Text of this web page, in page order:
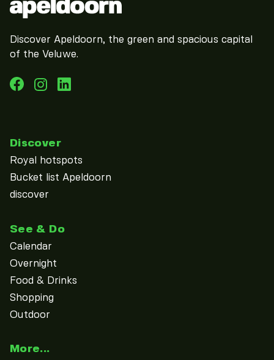
Discover Apeldoorn, the green and spacious capital
of the Veluwe.
Discover
Royal hotspots
Bucket list Apeldoorn
discover
See & Do
Calendar
Overnight
Food & Drinks
Shopping
Outdoor
More...